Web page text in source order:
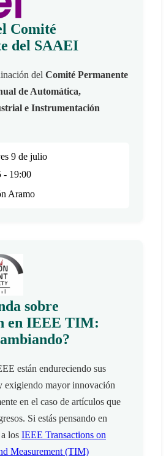
Comité
del SAAEI
del Comité Permanente
de Automática,
e Instrumentación
9 de julio
- 19:00
Aramo
sobre
en IEEE TIM:
están endureciendo sus
exigiendo mayor innovación
en el caso de artículos que
Si estás pensando en
los IEEE Transactions on
Measurement (TIM)